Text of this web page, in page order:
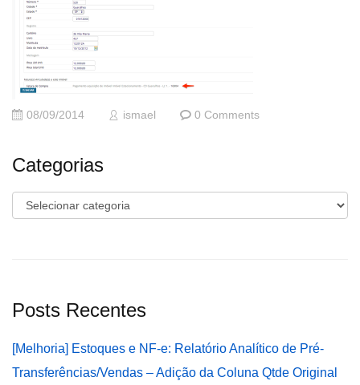
08/09/2014 ismael 0 Comments
Categorias
Categorias
Posts Recentes
[Melhoria] Estoques e NF-e: Relatório Analítico de Pré-
Transferências/Vendas – Adição da Coluna Qtde Original